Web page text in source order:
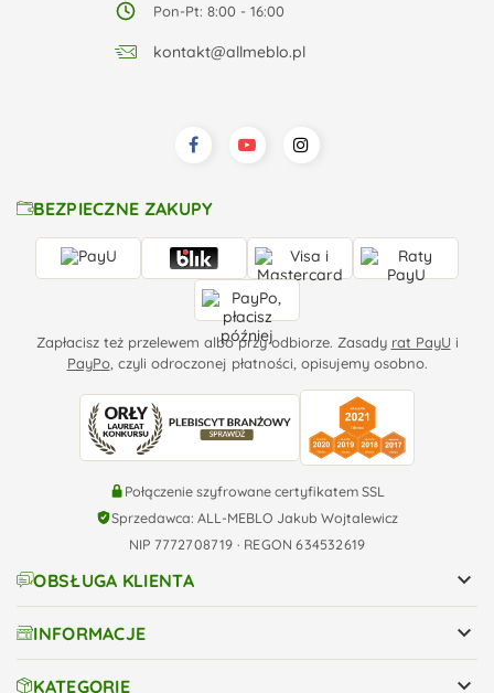
Pon-Pt: 8:00 - 16:00
kontakt@allmeblo.pl
BEZPIECZNE ZAKUPY
Zapłacisz też przelewem albo przy odbiorze. Zasady rat PayU i
PayPo, czyli odroczonej płatności, opisujemy osobno.
Połączenie szyfrowane certyfikatem SSL
Sprzedawca: ALL-MEBLO Jakub Wojtalewicz
NIP 7772708719 · REGON 634532619
OBSŁUGA KLIENTA 
INFORMACJE 
KATEGORIE 